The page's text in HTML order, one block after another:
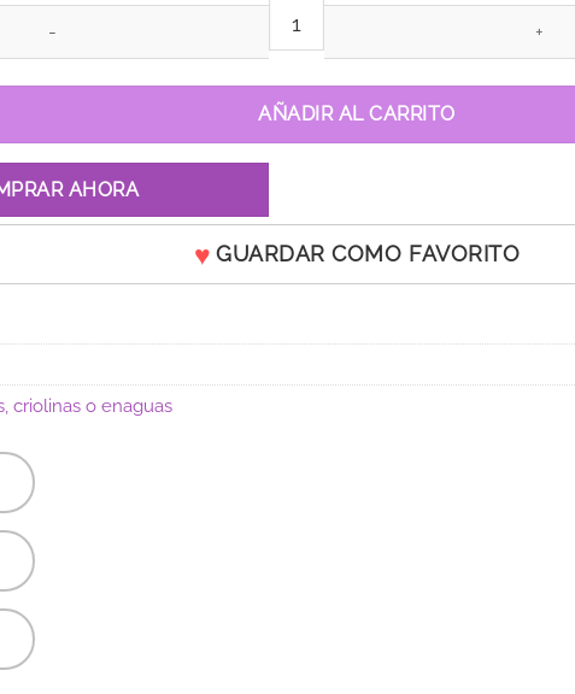
AÑADIR AL CARRITO
AHORA
GUARDAR COMO FAVORITO
criolinas o enaguas